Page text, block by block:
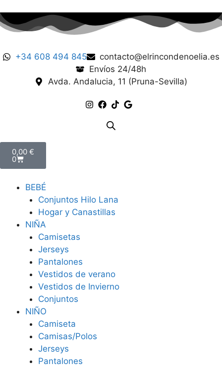
+34 608 494 845
contacto@elrincondenoelia.es
Envíos 24/48h
Avda. Andalucia, 11 (Pruna-Sevilla)
0,00 €
0
BEBÉ
Conjuntos Hilo Lana
Hogar y Canastillas
NIÑA
Camisetas
Jerseys
Pantalones
Vestidos de verano
Vestidos de Invierno
Conjuntos
NIÑO
Camiseta
Camisas/Polos
Jerseys
Pantalones